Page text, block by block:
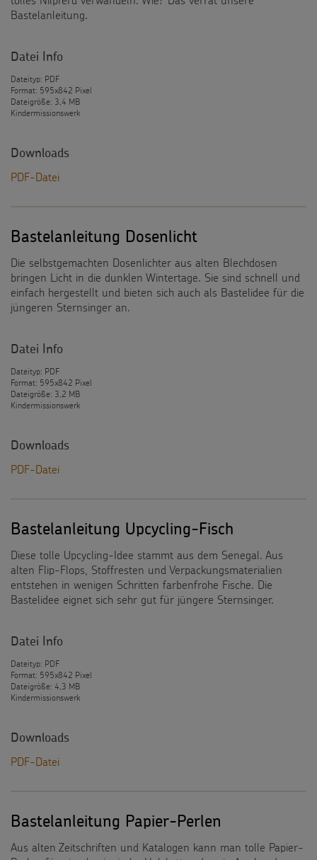
Bastelanleitung.
Datei Info
Dateityp: PDF
Format: 595x842 Pixel
Dateigröße: 3,4 MB
Kindermissionswerk
Downloads
PDF-Datei
Bastelanleitung Dosenlicht
Die selbstgemachten Dosenlichter aus alten Blechdosen
bringen Licht in die dunklen Wintertage. Sie sind schnell und
einfach hergestellt und bieten sich auch als Bastelidee für die
jüngeren Sternsinger an.
Datei Info
Dateityp: PDF
Format: 595x842 Pixel
Dateigröße: 3,2 MB
Kindermissionswerk
Downloads
PDF-Datei
Bastelanleitung Upcycling-Fisch
Diese tolle Upcycling-Idee stammt aus dem Senegal. Aus
alten Flip-Flops, Stoffresten und Verpackungsmaterialien
entstehen in wenigen Schritten farbenfrohe Fische. Die
Bastelidee eignet sich sehr gut für jüngere Sternsinger.
Datei Info
Dateityp: PDF
Format: 595x842 Pixel
Dateigröße: 4,3 MB
Kindermissionswerk
Downloads
PDF-Datei
Bastelanleitung Papier-Perlen
Aus alten Zeitschriften und Katalogen kann man tolle Papier-